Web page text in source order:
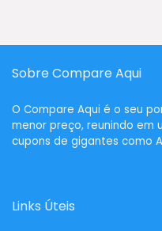
Sobre Compare Aqui
O Compare Aqui é o seu
menor preço, reunindo em
cupons de gigantes como
Links Úteis